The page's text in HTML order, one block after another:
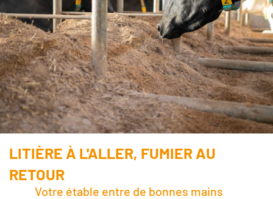
LITIÈRE À L'ALLER, FUMIER AU
RETOUR
Votre étable entre de bonnes mains